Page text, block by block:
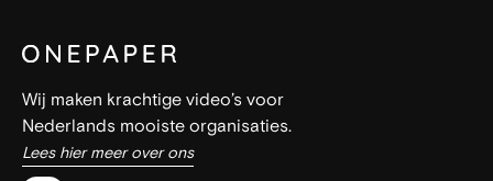
Wij maken krachtige video’s voor
Nederlands mooiste organisaties.
Lees hier meer over ons